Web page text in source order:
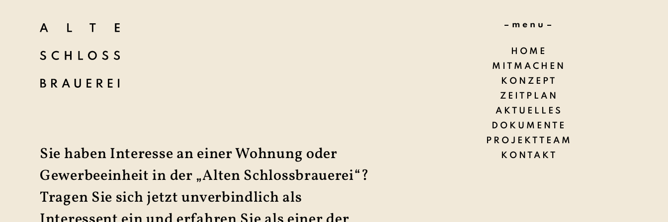
menu
HOME
MITMACHEN
KONZEPT
ZEITPLAN
AKTUELLES
DOKUMENTE
PROJEKTTEAM
KONTAKT
Sie haben Interesse an einerWohnung oder
Gewerbe­einheit in der „Alten Schloss­brau­e­rei“?
Tragen Sie sich jetzt unverbindlich als